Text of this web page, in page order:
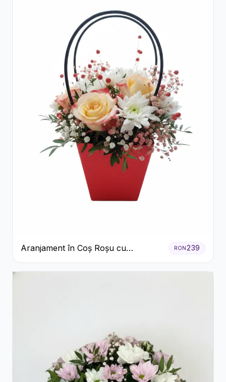
Aranjament în Coș Roșu cu
Trandafiri și Crizanteme Albe
RON239